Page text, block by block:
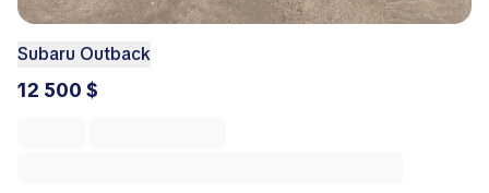
Subaru Outback
12 500 $